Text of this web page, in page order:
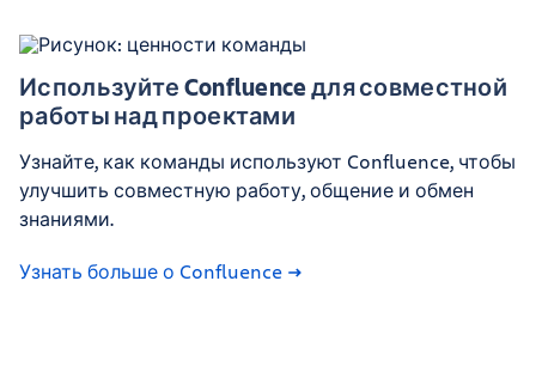
Используйте Confluence для совместной
работы над проектами
Узнайте, как команды используют Confluence, чтобы
улучшить совместную работу, общение и обмен
знаниями.
Узнать больше о Confluence